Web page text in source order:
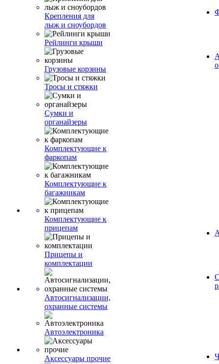
Крепления для
лыж и сноубордов
Рейлинги крыши
Грузовые корзины
Тросы и стяжки
Сумки и
органайзеры
Комплектующие к
фаркопам
Комплектующие к
багажникам
Комплектующие к
прицепам
Прицепы и
комплектации
Автосигнализации,
охранные системы
Автоэлектроника
Аксессуары прочие